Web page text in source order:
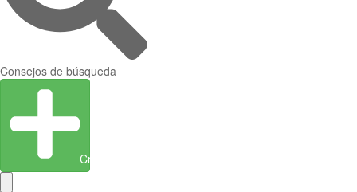
Consejos de búsqueda
Crear entidad